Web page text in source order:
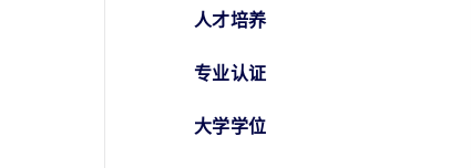
人才培养
专业认证
大学学位